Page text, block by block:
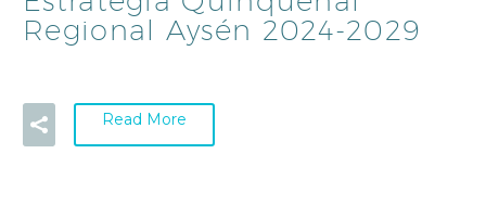
Regional Aysén 2024-2029
Read More